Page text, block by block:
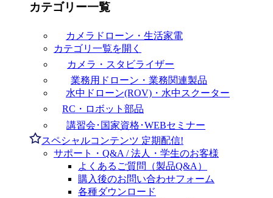
カテゴリー一覧
カメラドローン・生活家電
カテゴリ一覧を開く
カメラ・スタビライザー
業務用ドローン・業務関連製品
水中ドローン(ROV)・水中スクーター
RC・ロボット部品
講習会･国家資格･WEBセミナー
スペシャルコンテンツ 定期配信!
サポート・Q&A / 法人・学生のお客様
よくあるご質問（製品Q&A）
購入後のお問い合わせフォーム
各種ダウンロード